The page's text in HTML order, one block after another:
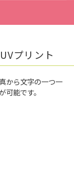
プリント
から文字の一つ一
能です。